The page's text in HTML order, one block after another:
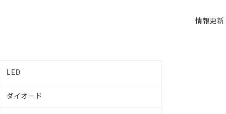
情報更
LED
ダイオード